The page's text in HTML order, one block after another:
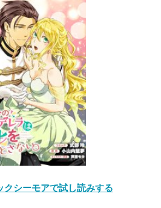
クシーモアで試し読みする